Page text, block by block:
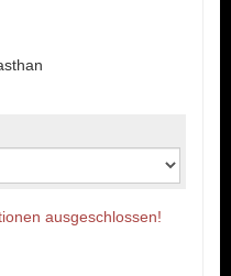
ausgeschlossen!